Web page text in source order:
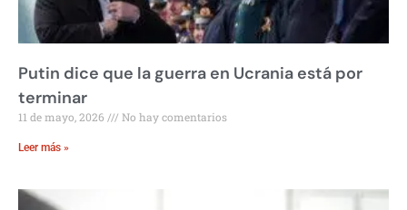
Putin dice que la guerra en Ucrania está por
terminar
11 de mayo, 2026 No hay comentarios
Leer más »